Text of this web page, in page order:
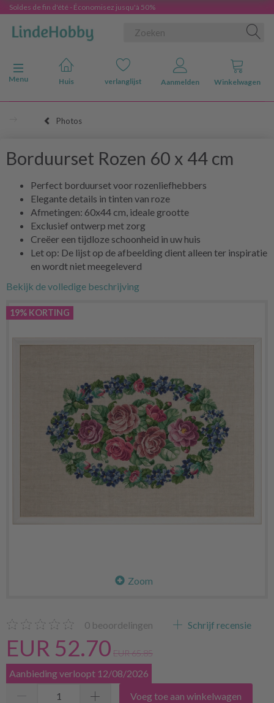
Soldes de fin d'été - Économisez jusqu'à 50%
Navigatie in-/uitschakelen
Menu
Huis verlanglijst Aanmelden Winkelwagen
Photos
Borduurset Rozen 60 x 44 cm
Perfect borduurset voor rozenliefhebbers
Elegante details in tinten van roze
Afmetingen: 60x44 cm, ideale grootte
Exclusief ontwerp met zorg
Creëer een tijdloze schoonheid in uw huis
Let op: De lijst op de afbeelding dient alleen ter inspiratie
en wordt niet meegeleverd
Bekijk de volledige beschrijving
19% KORTING
Zoom
0 beoordelingen Schrijf recensie
EUR 52.70 EUR 65.85
Aanbieding verloopt 12/08/2026
Voeg toe aan winkelwagen